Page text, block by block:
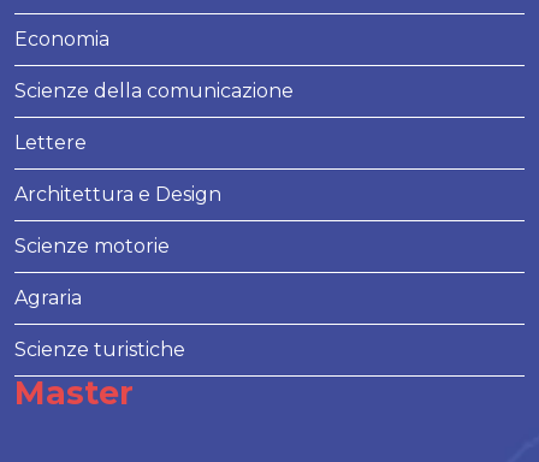
Economia
Scienze della comunicazione
Lettere
Architettura e Design
Scienze motorie
Agraria
Scienze turistiche
Master